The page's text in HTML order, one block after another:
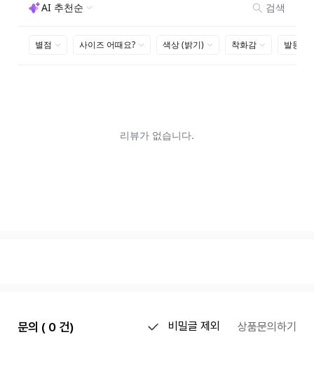
문의 ( 0 건) 비밀글 제외 상품문의하기